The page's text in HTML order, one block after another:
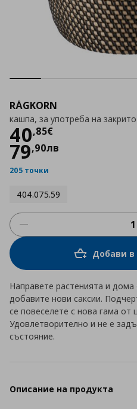
RÅGKORN
кашпа, за употреба на закрито
40,85€
Цена
79,90лв
205 точки
404.075.59
Добави
Направете растенията и дома
добавите нови саксии.
се повеселете с нова гама от
Удовлетворително и не е
състояние.
Описание на продукта